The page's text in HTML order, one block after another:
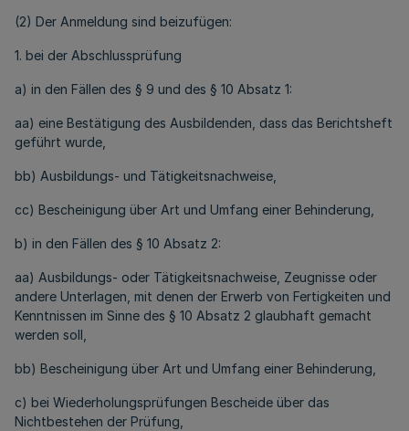
(2) Der Anmeldung sind beizufügen:
1. bei der Abschlussprüfung
a) in den Fällen des § 9 und des § 10 Absatz 1:
aa) eine Bestätigung des Ausbildenden, dass das Berichtsheft
geführt wurde,
bb) Ausbildungs- und Tätigkeitsnachweise,
cc) Bescheinigung über Art und Umfang einer Behinderung,
b) in den Fällen des § 10 Absatz 2:
aa) Ausbildungs- oder Tätigkeitsnachweise, Zeugnisse oder
andere Unterlagen, mit denen der Erwerb von Fertigkeiten und
Kenntnissen im Sinne des § 10 Absatz 2 glaubhaft gemacht
werden soll,
bb) Bescheinigung über Art und Umfang einer Behinderung,
c) bei Wiederholungsprüfungen Bescheide über das
Nichtbestehen der Prüfung,